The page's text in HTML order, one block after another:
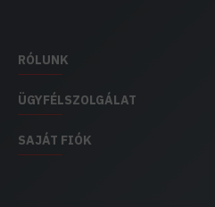
RÓLUNK
ÜGYFÉLSZOLGÁLAT
SAJÁT FIÓK